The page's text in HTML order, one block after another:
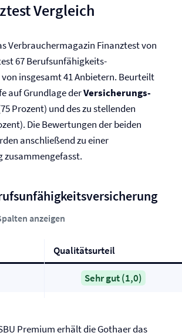
Vergleich
Verbrauchermagazin Finanztest von
67 Berufs­unfähigkeits­
insgesamt 41 Anbietern. Beurteilt
auf Grundlage derVersicherungs­
Prozent) und des zu stellenden
Die Bewertungen der beiden
anschließend zu einer
zusammengefasst.
anzeigen
Qualitätsurteil
Sehr gut (1,0)
Premium erhält die Gothaer das